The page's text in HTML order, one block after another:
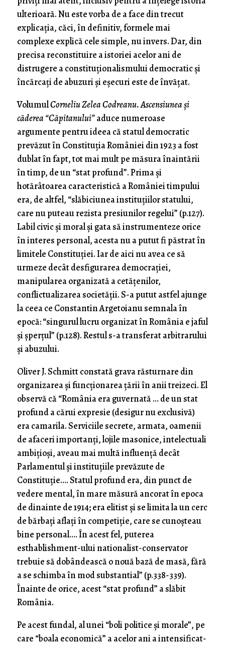
ulterioară. Nu este vorba de a face din trecut
explicația, căci, în definitiv, formele mai
complexe explică cele simple, nu invers. Dar, din
precisa reconstituire a istoriei acelor ani de
distrugere a constituționalismului democratic și
încărcați de abuzuri și eșecuri este de învățat.
VolumulCorneliu Zelea Codreanu. Ascensiunea și
căderea “Căpitanului”aduce numeroase
argumente pentru ideea că statul democratic
prevăzut în Constituția României din 1923 a fost
dublat în fapt, tot mai mult pe măsura înaintării
în timp, de un “stat profund”. Prima și
hotărâtoarea caracteristică a României timpului
era, de altfel, “slăbiciunea instituțiilor statului,
care nu puteau rezista presiunilor regelui” (p.127).
Labil civic și moral și gata să instrumenteze orice
în interes personal, acesta nu a putut fi păstrat în
limitele Constituției. Iar de aici nu avea ce să
urmeze decât desfigurarea democrației,
manipularea organizată a cetățenilor,
conflictualizarea societății. S-a putut astfel ajunge
la ceea ce Constantin Argetoianu semnala în
epocă: “singurul lucru organizat în România e jaful
și șperțul” (p.128). Restul s-a transferat arbitrarului
și abuzului.
Oliver J. Schmitt constată grava răsturnare din
organizarea și funcționarea țării în anii treizeci. El
observă că “România era guvernată … de un stat
profund a cărui expresie (desigur nu exclusivă)
era camarila. Serviciile secrete, armata, oamenii
de afaceri importanți, lojile masonice, intelectuali
ambițioși, aveau mai multă influență decât
Parlamentul și instituțiile prevăzute de
Constituție…. Statul profund era, din punct de
vedere mental, în mare măsură ancorat în epoca
de dinainte de 1914; era elitist și se limita la un cerc
de bărbați aflați în competiție, care se cunoșteau
bine personal…. În acest fel, puterea
esthablishment-ului nationalist-conservator
trebuie să dobândească o nouă bază de masă, fără
a se schimba în mod substantial” (p.338-339).
Înainte de orice, acest “stat profund” a slăbit
România.
Pe acest fundal, al unei “boli politice și morale”, pe
care “boala economică” a acelor ani a intensificat-